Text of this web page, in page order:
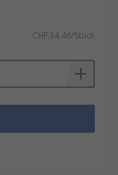
CHF.34.46/Stück